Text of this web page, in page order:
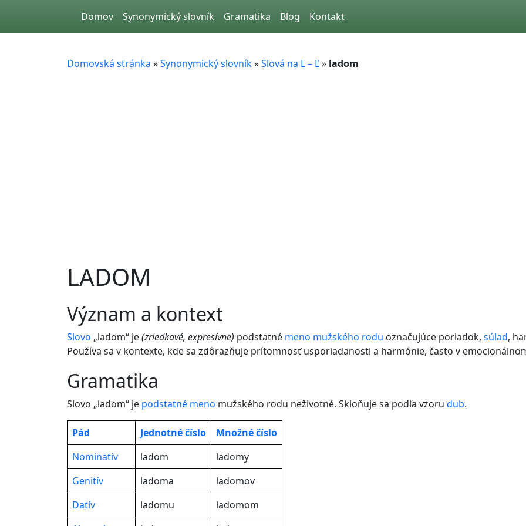
Domov Synonymický slovník Gramatika Blog Kontakt
Domovská stránka »Synonymický slovník»Slová na L – Ľ» ladom
LADOM
význam a kontext
Slovo „ladom“ je(zriedkavé, expresívne) podstatné meno mužského rodu označujúce poriadok, súlad,
Používa sa v kontexte, kde sa zdôrazňuje prítomnosť usporiadanosti a harmónie, často v
gramatika
Slovo „ladom“ je podstatné meno mužského rodu neživotné. Skloňuje sa podľa vzoru dub.
Pád Jednotnéčíslo
Množné číslo
Nominatív
ladom
ladomy
Genitív
ladoma
ladomov
Datív
ladomu
ladomom